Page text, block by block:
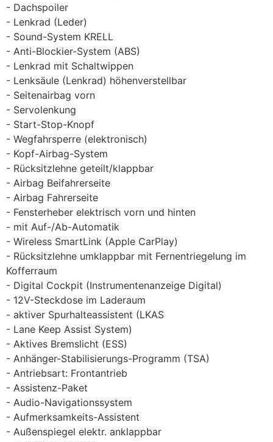
Dachspoiler
Lenkrad (Leder)
Sound-System KRELL
Anti-Blockier-System (ABS)
Lenkrad mit Schaltwippen
Lenksäule (Lenkrad) höhenverstellbar
Seitenairbag vorn
Servolenkung
Start-Stop-Knopf
Wegfahrsperre (elektronisch)
Kopf-Airbag-System
Rücksitzlehne geteilt/klappbar
Airbag Beifahrerseite
Airbag Fahrerseite
Fensterheber elektrisch vorn und hinten
mit Auf-/Ab-Automatik
Wireless SmartLink (Apple CarPlay)
Rücksitzlehne umklappbar mit Fernentriegelung im
Kofferraum
Digital Cockpit (Instrumentenanzeige Digital)
12V-Steckdose im Laderaum
aktiver Spurhalteassistent (LKAS
Lane Keep Assist System)
Aktives Bremslicht (ESS)
Anhänger-Stabilisierungs-Programm (TSA)
Antriebsart: Frontantrieb
Assistenz-Paket
Audio-Navigationssystem
Aufmerksamkeits-Assistent
Außenspiegel elektr. anklappbar